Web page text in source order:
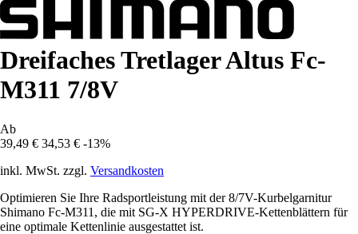
Dreifaches Tretlager Altus Fc-
M311 7/8V
Ab
39,49 € 34,53 € -13%
inkl. MwSt. zzgl. Versandkosten
Optimieren Sie Ihre Radsportleistung mit der 8/7V-Kurbelgarnitur
Shimano Fc-M311, die mit SG-X HYPERDRIVE-Kettenblättern für
eine optimale Kettenlinie ausgestattet ist.